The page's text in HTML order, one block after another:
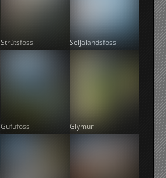
Strútsfoss Seljalandsfoss
Gufufoss Glymur